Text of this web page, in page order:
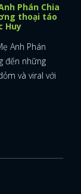
Phán Chia
thoại táo
Huy
Anh Phán
đến những
và viral với